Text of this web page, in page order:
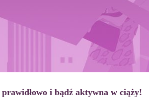
i bądź aktywna w ciąży!